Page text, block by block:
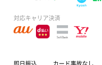
対応キャリア決済